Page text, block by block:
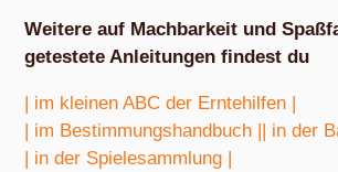
Weitere auf Machbarkeit und
getestete Anleitungen findest du
| im kleinen ABC der Erntehilfen |
| im Bestimmungshandbuch || in der
| in der Spielesammlung |